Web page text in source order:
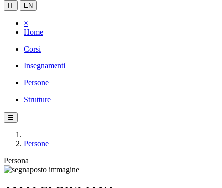
IT EN
×
Home
Corsi
Insegnamenti
Persone
Strutture
☰
Persone
Persona